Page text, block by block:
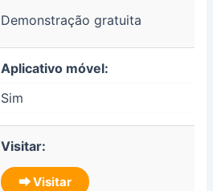
Demonstração gratuita
Aplicativo móvel:
Sim
Visitar:
⮕ Visitar